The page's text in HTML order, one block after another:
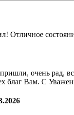
Отличное
очень рад,
благ Вам. С